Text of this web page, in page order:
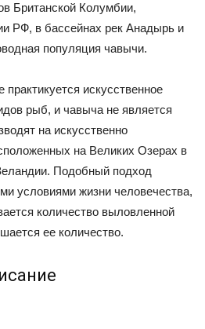
Британской Колумбии,
РФ, в бассейнах рек Анадырь и
популяция чавычи.
искусственное
рыб, и чавыча не является
на искусственно
на Великих Озерах в
Подобный подход
условиями жизни человечества,
количество выловленной
ее количество.